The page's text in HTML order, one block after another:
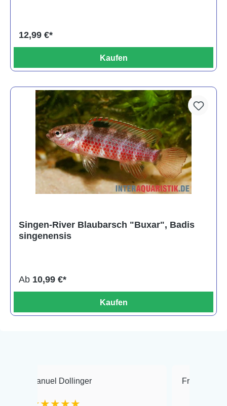
12,99 €*
Kaufen
Singen-River Blaubarsch "Buxar", Badis
singenensis
Ab 10,99 €*
Kaufen
Dollinger Frank Hackmayer